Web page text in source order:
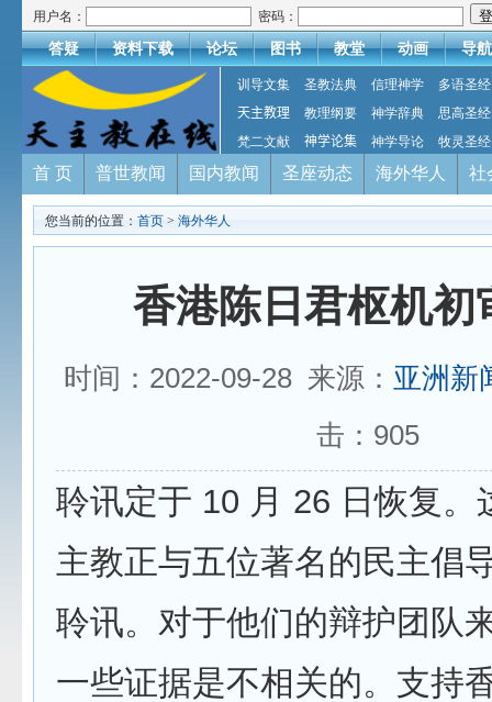
用户名： 密码：
答疑 资料下载 论坛 图书 教堂 动画 导航
训导文集 圣教法典 信理神学
多语圣经
天主教理
教理纲要 神学辞典
思高圣经
梵二文献
神学论集 神学导论 牧灵圣经
首 页 普世教闻 国内教闻 圣座动态 海外华人 社
您当前的位置： 首页 > 海外华人
香港陈日君枢机初
时间：2022-09-28 来源： 亚洲新
击： 905
聆讯定于 10 月 26 日恢复。
主教正与五位著名的民主倡
聆讯。对于他们的辩护团队
一些证据是不相关的。支持